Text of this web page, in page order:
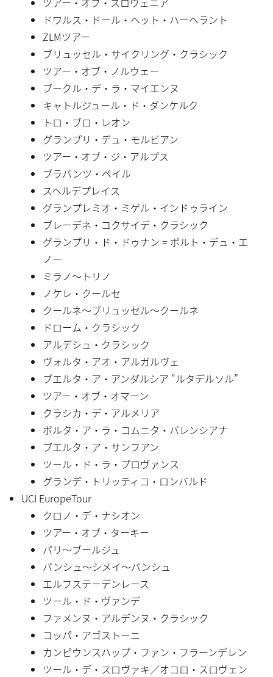
ドワルス・ドール・ヘット・ハーヘラント
ZLMツアー
ブリュッセル・サイクリング・クラシック
ツアー・オブ・ノルウェー
ブークル・デ・ラ・マイエンヌ
キャトルジュール・ド・ダンケルク
トロ・ブロ・レオン
グランプリ・デュ・モルビアン
ツアー・オブ・ジ・アルプス
ブラバンツ・ペイル
スヘルデプレイス
グランプレミオ・ミゲル・インドゥライン
ブレーデネ・コクサイデ・クラシック
グランプリ・ド・ドゥナン = ポルト・デュ・エ
ノー
ミラノ〜トリノ
ノケレ・クールセ
クールネ〜ブリュッセル〜クールネ
ドローム・クラシック
アルデシュ・クラシック
ヴォルタ・アオ・アルガルヴェ
ブエルタ・ア・アンダルシア "ルタデルソル”
ツアー・オブ・オマーン
クラシカ・デ・アルメリア
ボルタ・ア・ラ・コムニタ・バレンシアナ
ブエルタ・ア・サンフアン
ツール・ド・ラ・プロヴァンス
グランデ・トリッティコ・ロンバルド
UCI EuropeTour
クロノ・デ・ナシオン
ツアー・オブ・ターキー
パリ〜ブールジュ
バンシュ〜シメイ〜バンシュ
エルフステーデンレース
ツール・ド・ヴァンデ
ファメンヌ・アルデンヌ・クラシック
コッパ・アゴストーニ
カンピウンスハップ・ファン・フラーンデレン
ツール・デ・スロヴァキ／オコロ・スロヴェン